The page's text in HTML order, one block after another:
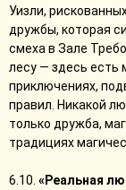
Уизли,
дружбы, которая
смеха в Зале
лесу — здесь есть
приключениях,
правил. Никакой
только дружба,
традициях
6.10. «Реальная